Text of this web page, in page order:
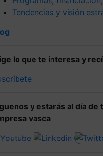
Tendencias y visión
lo que te interesa y
y estarás al día de
vasca